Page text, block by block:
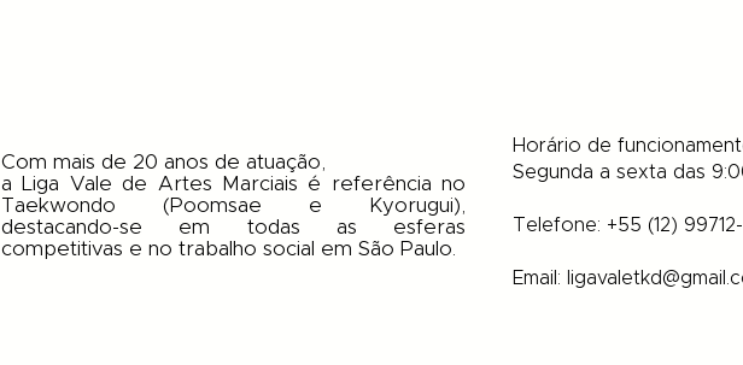
Com mais de 20 anos de atuação,
a Liga Vale de Artes Marciais é referência no
Taekwondo (Poomsae e Kyorugui),
destacando-se em todas as esferas
competitivas e no trabalho social em São Paulo.
Horário de
Segunda a sexta das
​Telefone: +55 (12)
Email: